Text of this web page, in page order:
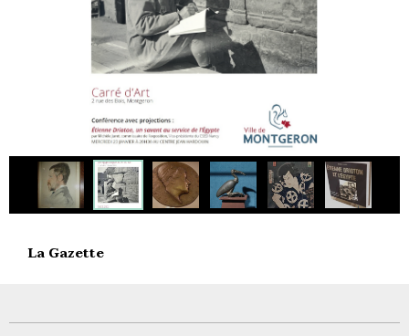
La Gazette